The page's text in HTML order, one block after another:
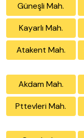
Güneşli Mah.
Kayarlı Mah.
Atakent Mah.
Akdam Mah.
Pttevleri Mah.